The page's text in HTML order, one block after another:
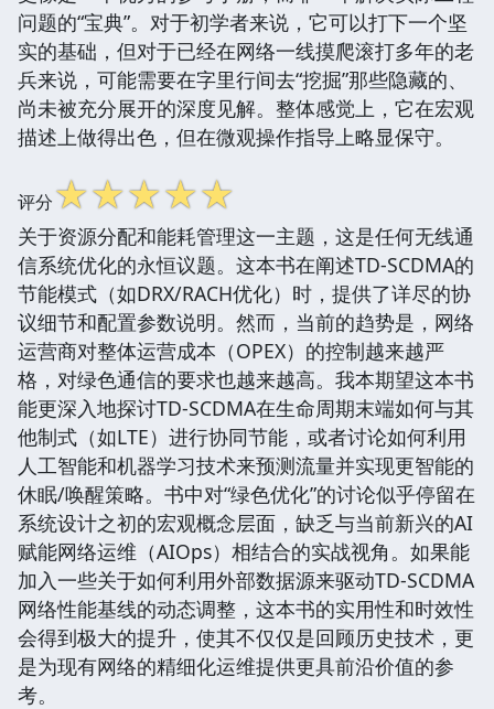
问题的“宝典”。对于初学者来说，它可以打下一个坚
实的基础，但对于已经在网络一线摸爬滚打多年的老
兵来说，可能需要在字里行间去“挖掘”那些隐藏的、
尚未被充分展开的深度见解。整体感觉上，它在宏观
描述上做得出色，但在微观操作指导上略显保守。
评分☆☆☆☆☆
关于资源分配和能耗管理这一主题，这是任何无线通
信系统优化的永恒议题。这本书在阐述TD-SCDMA的
节能模式（如DRX/RACH优化）时，提供了详尽的协
议细节和配置参数说明。然而，当前的趋势是，网络
运营商对整体运营成本（OPEX）的控制越来越严
格，对绿色通信的要求也越来越高。我本期望这本书
能更深入地探讨TD-SCDMA在生命周期末端如何与其
他制式（如LTE）进行协同节能，或者讨论如何利用
人工智能和机器学习技术来预测流量并实现更智能的
休眠/唤醒策略。书中对“绿色优化”的讨论似乎停留在
系统设计之初的宏观概念层面，缺乏与当前新兴的AI
赋能网络运维（AIOps）相结合的实战视角。如果能
加入一些关于如何利用外部数据源来驱动TD-SCDMA
网络性能基线的动态调整，这本书的实用性和时效性
会得到极大的提升，使其不仅仅是回顾历史技术，更
是为现有网络的精细化运维提供更具前沿价值的参
考。